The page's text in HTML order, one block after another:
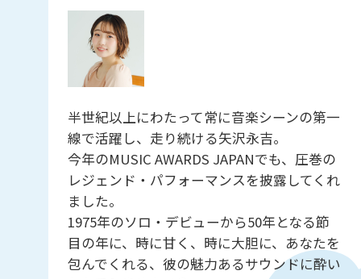
半世紀以上にわたって常に音楽シーンの第一
線で活躍し、走り続ける矢沢永吉。
今年のMUSIC AWARDS JAPANでも、圧巻の
レジェンド・パフォーマンスを披露してくれ
ました。
1975年のソロ・デビューから50年となる節
目の年に、時に甘く、時に大胆に、あなたを
包んでくれる、彼の魅力あるサウンドに酔い